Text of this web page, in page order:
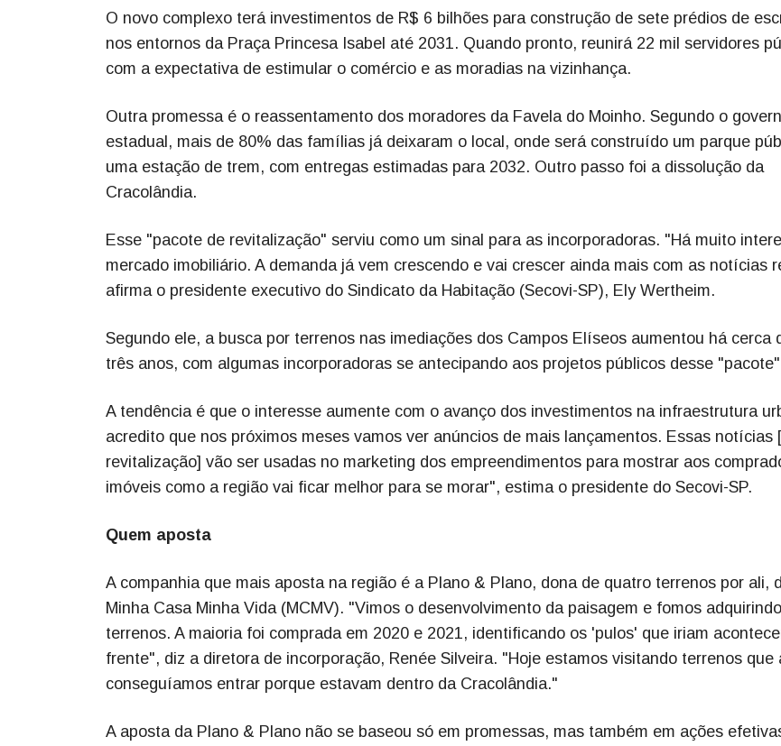
O novo complexo terá investimentos de R$ 6 bilhões para construção de sete prédios de
nos entornos da Praça Princesa Isabel até 2031. Quando pronto, reunirá 22 mil servidores
com a expectativa de estimular o comércio e as moradias na vizinhança.
Outra promessa é o reassentamento dos moradores da Favela do Moinho. Segundo o
estadual, mais de 80% das famílias já deixaram o local, onde será construído um parque
uma estação de trem, com entregas estimadas para 2032. Outro passo foi a dissolução da
Cracolândia.
Esse "pacote de revitalização" serviu como um sinal para as incorporadoras. "Há muito
mercado imobiliário. A demanda já vem crescendo e vai crescer ainda mais com as notícias
afirma o presidente executivo do Sindicato da Habitação (Secovi-SP), Ely Wertheim.
Segundo ele, a busca por terrenos nas imediações dos Campos Elíseos aumentou há cerca
três anos, com algumas incorporadoras se antecipando aos projetos públicos desse
A tendência é que o interesse aumente com o avanço dos investimentos na infraestrutura
acredito que nos próximos meses vamos ver anúncios de mais lançamentos. Essas notícias
revitalização] vão ser usadas no marketing dos empreendimentos para mostrar aos
imóveis como a região vai ficar melhor para se morar", estima o presidente do Secovi-SP.
Quem aposta
A companhia que mais aposta na região é a Plano & Plano, dona de quatro terrenos por ali,
Minha Casa Minha Vida (MCMV). "Vimos o desenvolvimento da paisagem e fomos
terrenos. A maioria foi comprada em 2020 e 2021, identificando os 'pulos' que iriam
frente", diz a diretora de incorporação, Renée Silveira. "Hoje estamos visitando terrenos que
conseguíamos entrar porque estavam dentro da Cracolândia."
A aposta da Plano & Plano não se baseou só em promessas, mas também em ações